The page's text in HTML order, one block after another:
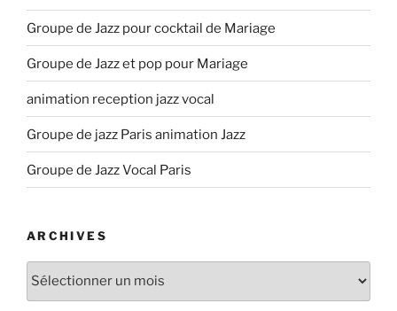
Groupe de Jazz pour cocktail de Mariage
Groupe de Jazz et pop pour Mariage
animation reception jazz vocal
Groupe de jazz Paris animation Jazz
Groupe de Jazz Vocal Paris
ARCHIVES
Archives